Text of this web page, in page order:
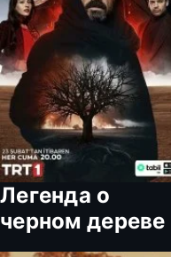
Легенда о
черном дереве